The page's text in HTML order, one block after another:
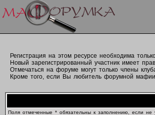
Регистрация на этом ресурсе необходима
Новый зарегистрированный участник имеет
Отмечаться на форуме могут только члены
Кроме того, если Вы любитель форумной
Поля отмеченные * обязательны к заполнению, если не